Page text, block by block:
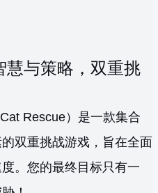
慧与策略，双重挑
Rescue）是一款集合
双重挑战游戏，旨在全面
。您的最终目标只有一